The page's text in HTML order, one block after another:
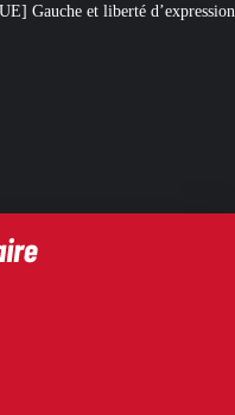
veut désormais interdire